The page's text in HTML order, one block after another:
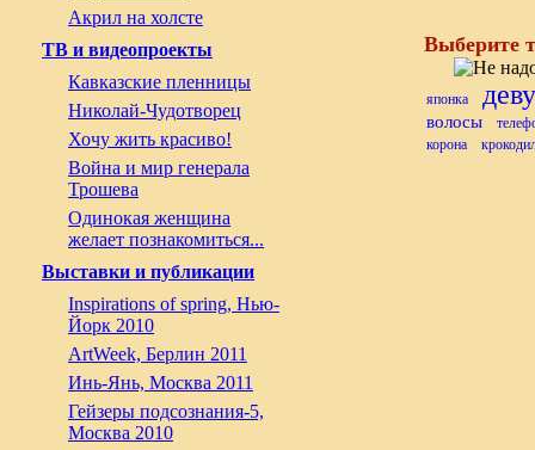
Акрил на холсте
ТВ и видеопроекты
Кавказские пленницы
Николай-Чудотворец
Хочу жить красиво!
Война и мир генерала
Трошева
Одинокая женщина
желает познакомиться...
Выставки и публикации
Inspirations of spring, Нью-
Йорк 2010
ArtWeek, Берлин 2011
Инь-Янь, Москва 2011
Гейзеры подсознания-5,
Москва 2010
Выберите
японка
волосы
корона